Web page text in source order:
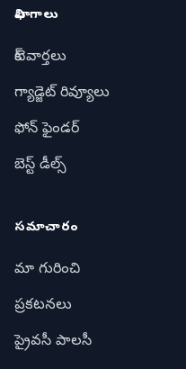
విభాగాలు
టెక్ వార్తలు
గ్యాడ్జెట్ రివ్యూలు
ఫోన్ ఫైండర్
బెస్ట్ డీల్స్
సమాచారం
మా గురించి
ప్రకటనలు
ప్రైవసీ పాలసీ